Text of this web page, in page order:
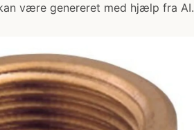
være genereret med hjælp fra AI.